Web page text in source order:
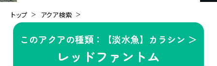
トップ アクア検索
このアクアの種類：【淡水魚】カラシン ＞
レッドファントム